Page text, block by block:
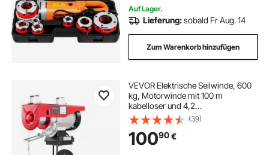
Auf Lager.
Lieferung:sobald Fr Aug. 14
Zum Warenkorb hinzufügen
VEVOR Elektrische Seilwinde, 600
kg, Motorwinde mit 100 m
kabelloser und 4,2
kabelgebundener Fernbedienung,
12 m Hubhöhe mit Einzelkabel,
Einzel-/Doppelschlingen,
Hebezeug für Garage, Lager, Fabrik
(39)
10090€